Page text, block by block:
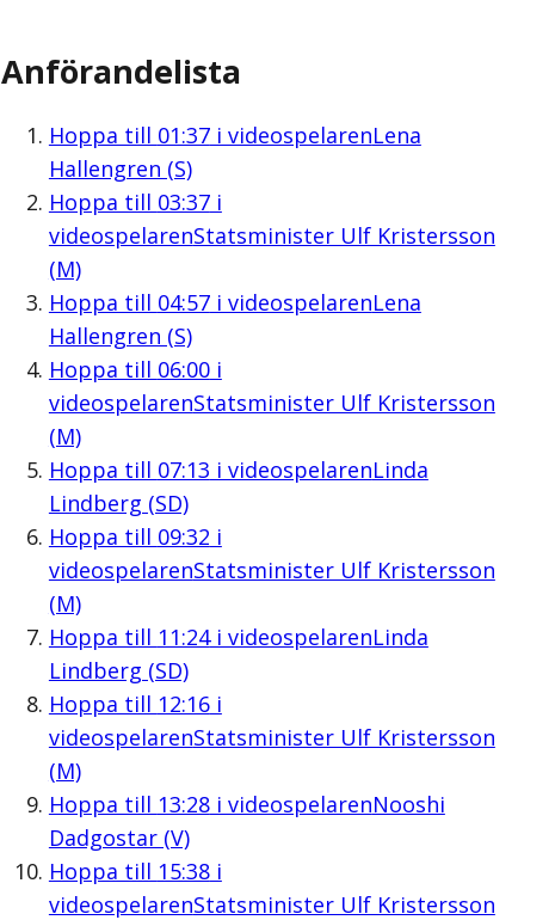
Anförandelista
Hoppa till 01:37i videospelarenLena
Hallengren (S)
Hoppa till 03:37i
videospelarenStatsminister Ulf Kristersson
(M)
Hoppa till 04:57i videospelarenLena
Hallengren (S)
Hoppa till 06:00i
videospelarenStatsminister Ulf Kristersson
(M)
Hoppa till 07:13 i videospelarenLinda
Lindberg (SD)
Hoppa till 09:32 i
videospelarenStatsminister Ulf Kristersson
(M)
Hoppa till 11:24i videospelarenLinda
Lindberg (SD)
Hoppa till 12:16i
videospelarenStatsminister Ulf Kristersson
(M)
Hoppa till 13:28i videospelarenNooshi
Dadgostar (V)
Hoppa till 15:38i
videospelarenStatsminister Ulf Kristersson